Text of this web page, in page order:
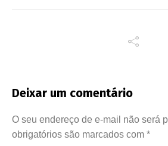
Deixar um comentário
O seu endereço de e-mail não será
obrigatórios são marcados com *